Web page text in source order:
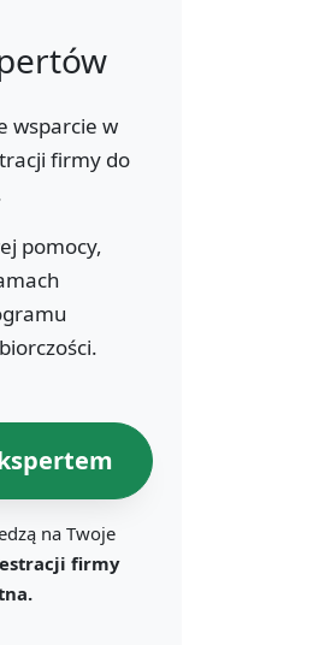
wsparcie w
firmy do
pomocy,
na Twoje
firmy